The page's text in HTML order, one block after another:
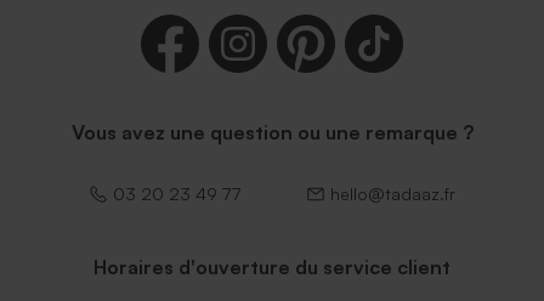
Vous avez une question ou une remarque ?
03 20 23 49 77 hello@tadaaz.fr
Horaires d'ouverture du service client